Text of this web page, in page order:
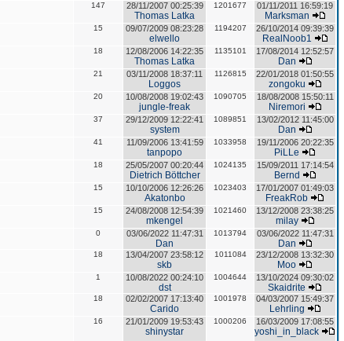
147 28/11/2007 00:25:39
Thomas Latka
1201677 01/11/2011 16:59:19
Marksman
15 09/07/2009 08:23:28
elwello
1194207 26/10/2014 09:39:39
RealNoob1
18 12/08/2006 14:22:35
Thomas Latka
1135101 17/08/2014 12:52:57
Dan
21 03/11/2008 18:37:11
Loggos
1126815 22/01/2018 01:50:55
zongoku
20 10/08/2008 19:02:43
jungle-freak
1090705 18/08/2008 15:50:11
Niremori
37 29/12/2009 12:22:41
system
1089851 13/02/2012 11:45:00
Dan
41 11/09/2006 13:41:59
tanpopo
1033958 19/11/2006 20:22:35
PiLLe
18 25/05/2007 00:20:44
Dietrich Böttcher
1024135 15/09/2011 17:14:54
Bernd
15 10/10/2006 12:26:26
Akatonbo
1023403 17/01/2007 01:49:03
FreakRob
15 24/08/2008 12:54:39
mkengel
1021460 13/12/2008 23:38:25
milay
0 03/06/2022 11:47:31
Dan
1013794 03/06/2022 11:47:31
Dan
18 13/04/2007 23:58:12
skb
1011084 23/12/2008 13:32:30
Moo
1 10/08/2022 00:24:10
dst
1004644 13/10/2024 09:30:02
Skaidrite
18 02/02/2007 17:13:40
Carido
1001978 04/03/2007 15:49:37
Lehrling
16 21/01/2009 19:53:43
shinystar
1000206 16/03/2009 17:08:55
yoshi_in_black